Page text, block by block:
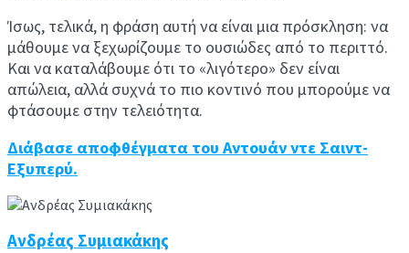
Ίσως, τελικά, η φράση αυτή να είναι μια πρόσκληση: να
μάθουμε να ξεχωρίζουμε το ουσιώδες από το περιττό.
Και να καταλάβουμε ότι το «λιγότερο» δεν είναι
απώλεια, αλλά συχνά το πιο κοντινό που μπορούμε να
φτάσουμε στην τελειότητα.
Διάβασε αποφθέγματα του Αντουάν ντε Σαιντ-
Εξυπερύ.
Ανδρέας Συμιακάκης